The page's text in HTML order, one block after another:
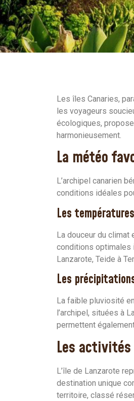
Les îles Canaries,
les voyageurs
écologiques,
harmonieusement.
La météo
L’archipel canarien
conditions idéales
Les
La douceur du
conditions optimales
Lanzarote, Teide à
Les
La faible pluviosité
l’archipel, situées à
permettent
Les activités
L’île de Lanzarote
destination unique
territoire, classé